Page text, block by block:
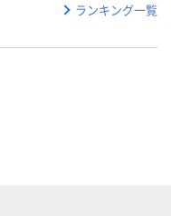
ランキング一覧